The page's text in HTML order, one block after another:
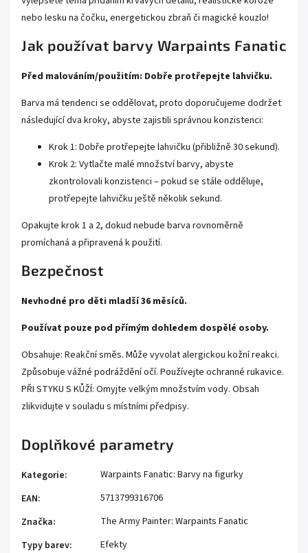
nebo lesku na čočku, energetickou zbraň či magické kouzlo!
Jak používat barvy Warpaints Fanatic
Před malováním/použitím: Dobře protřepejte lahvičku.
Barva má tendenci se oddělovat, proto doporučujeme dodržet
následující dva kroky, abyste zajistili správnou konzistenci:
Krok 1: Dobře protřepejte lahvičku (přibližně 30 sekund).
Krok 2: Vytlačte malé množství barvy, abyste
zkontrolovali konzistenci – pokud se stále odděluje,
protřepejte lahvičku ještě několik sekund.
Opakujte krok 1 a 2, dokud nebude barva rovnoměrně
promíchaná a připravená k použití.
Bezpečnost
Nevhodné pro děti mladší 36 měsíců.
Používat pouze pod přímým dohledem dospělé osoby.
Obsahuje: Reakční směs. Může vyvolat alergickou kožní reakci.
Způsobuje vážné podráždění očí. Používejte ochranné rukavice.
PŘI STYKU S KŮŽÍ: Omyjte velkým množstvím vody. Obsah
zlikvidujte v souladu s místními předpisy.
Doplňkové parametry
Kategorie:
Warpaints Fanatic: Barvy na figurky
EAN:
5713799316706
Značka:
The Army Painter: Warpaints Fanatic
Typy barev: Efekty